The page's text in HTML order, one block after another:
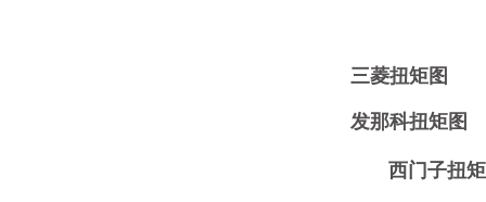
三菱扭矩图
发那科扭矩图
西门子扭矩